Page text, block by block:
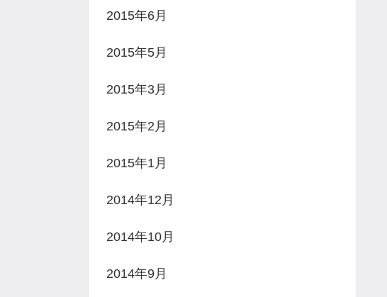
2015年6月
2015年5月
2015年3月
2015年2月
2015年1月
2014年12月
2014年10月
2014年9月